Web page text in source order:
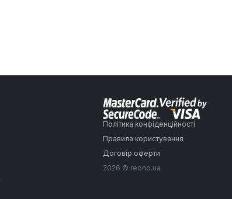
Політика конфіденційності
Правила користування
Договір оферти
2026 © reono.ua